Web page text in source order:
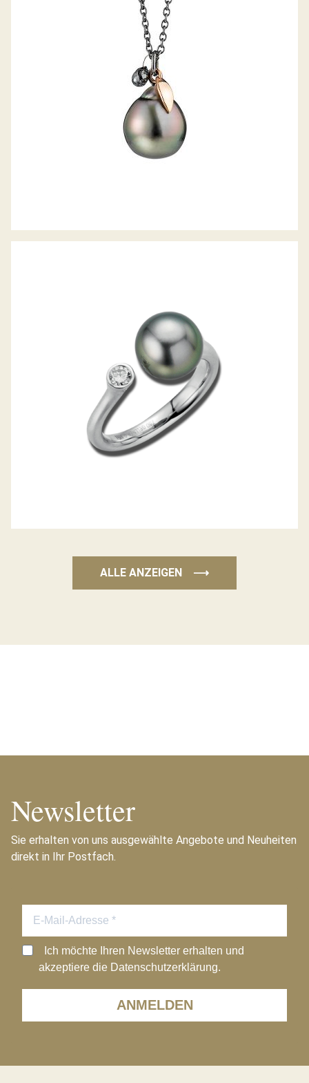
GELLNER COLLIER URBAN
ZUCHTPERL-DIAMANTRING MODERN
CLASSICS
ALLE ANZEIGEN ⟶
Newsletter
Sie erhalten von uns ausgewählte Angebote und Neuheiten
direkt in Ihr Postfach.
ANMELDEN
Ich möchte Ihren Newsletter erhalten und
akzeptiere die Datenschutzerklärung.